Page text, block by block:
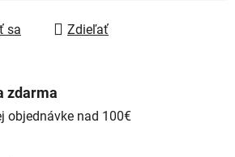
sa Zdieľať
zdarma
objednávke nad 100€